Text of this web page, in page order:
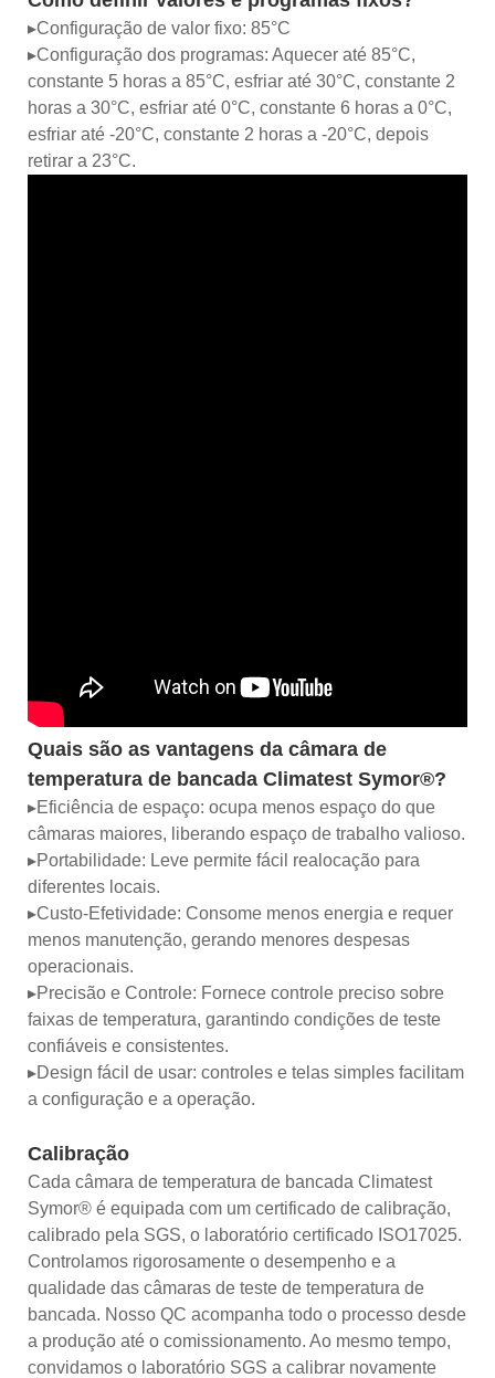
▸Configuração de valor fixo: 85°C
▸Configuração dos programas: Aquecer até 85°C,
constante 5 horas a 85°C, esfriar até 30°C, constante 2
horas a 30°C, esfriar até 0°C, constante 6 horas a 0°C,
esfriar até -20°C, constante 2 horas a -20°C, depois
retirar a 23°C.
Quais são as vantagens da câmara de
temperatura de bancada Climatest Symor®?
▸Eficiência de espaço: ocupa menos espaço do que
câmaras maiores, liberando espaço de trabalho valioso.
▸Portabilidade: Leve permite fácil realocação para
diferentes locais.
▸Custo-Efetividade: Consome menos energia e requer
menos manutenção, gerando menores despesas
operacionais.
▸Precisão e Controle: Fornece controle preciso sobre
faixas de temperatura, garantindo condições de teste
confiáveis ​​e consistentes.
▸Design fácil de usar: controles e telas simples facilitam
a configuração e a operação.
Calibração
Cada câmara de temperatura de bancada Climatest
Symor® é equipada com um certificado de calibração,
calibrado pela SGS, o laboratório certificado ISO17025.
Controlamos rigorosamente o desempenho e a
qualidade das câmaras de teste de temperatura de
bancada. Nosso QC acompanha todo o processo desde
a produção até o comissionamento. Ao mesmo tempo,
convidamos o laboratório SGS a calibrar novamente